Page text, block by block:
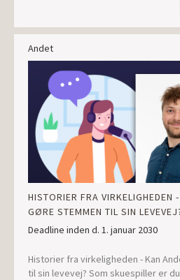
Andet
HISTORIER FRA VIRKELIGHEDEN
GØRE STEMMEN TIL SIN
Deadline inden d. 1. januar 2030
Historier fra virkeligheden - Kan
til sin levevej? Som skuespiller er